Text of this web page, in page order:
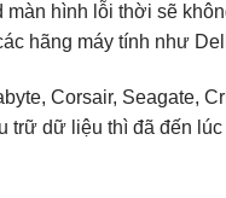
hình lỗi thời sẽ
hãng máy tính như
Corsair, Seagate,
dữ liệu thì đã đến